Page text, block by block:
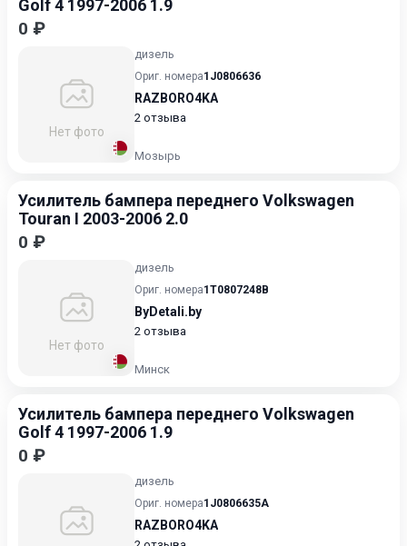
Golf 4 1997-2006 1.9
0 ₽
Нет фото
дизель
Ориг. номера1J0806636
RAZBORO4KA
2 отзыва
Мозырь
Усилитель бампера переднего Volkswagen
Touran I 2003-2006 2.0
0 ₽
Нет фото
дизель
Ориг. номера1T0807248B
ByDetali.by
2 отзыва
Минск
Усилитель бампера переднего Volkswagen
Golf 4 1997-2006 1.9
0 ₽
дизель
Ориг. номера1J0806635A
RAZBORO4KA